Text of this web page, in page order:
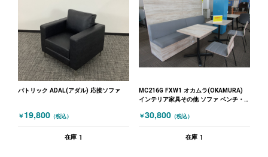
パトリック ADAL(アダル) 応接ソファ
￥ 19,800 （税込）
在庫 1
MC216G FXW1 オカムラ(OKAMURA)
インテリア家具その他 ソファ ベンチ・
ル）
￥30,800 （税込）
在庫 1